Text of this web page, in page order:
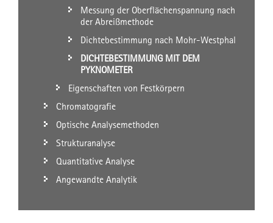
Messung der Oberflächenspannung nach
der Abreißmethode
Dichtebestimmung nach Mohr-Westphal
DICHTEBESTIMMUNG MIT DEM
PYKNOMETER
Eigenschaften von Festkörpern
Chromatografie
Optische Analysemethoden
Strukturanalyse
Quantitative Analyse
Angewandte Analytik